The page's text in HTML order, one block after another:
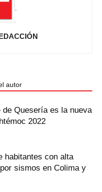
autor
de Quesería es la nueva
2022
habitantes con alta
sismos en Colima y